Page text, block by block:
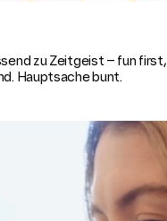
zu Zeitgeist – fun first,
Hauptsache bunt.